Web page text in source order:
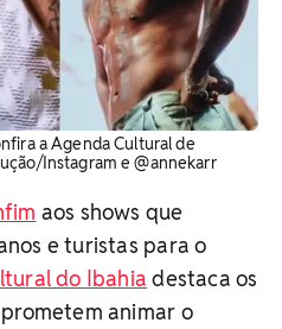
a Agenda Cultural de
Instagram e @annekarr
aos shows que
e turistas para o
do Ibahia destaca os
animar o